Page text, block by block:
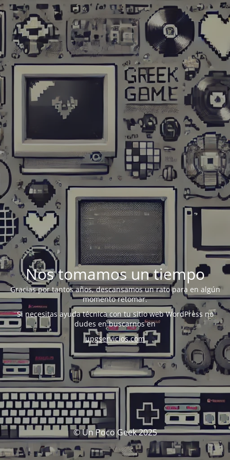
Nos tomamos un tiempo
Gracias por tantos años, descansamos un rato para en algún
momento retomar.
Si necesitas ayuda técnica con tu sitio web WordPress no
dudes en buscarnos en
upgservicios.com
© Un Poco Geek 2025